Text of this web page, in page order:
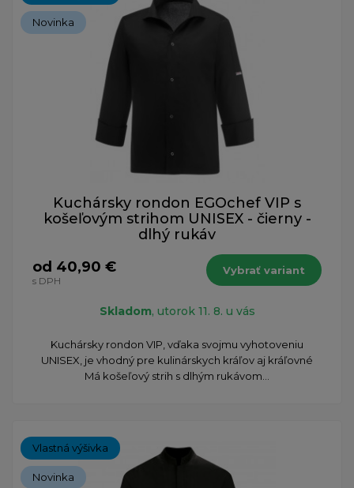
Novinka
Kuchársky rondon EGOchef VIP s
košeľovým strihom UNISEX - čierny -
dlhý rukáv
od 40,90 €
s DPH
Vybrať variant
Skladom, utorok 11. 8. u vás
​Kuchársky rondon VIP, vďaka svojmu vyhotoveniu
UNISEX, je vhodný pre kulinárskych kráľov aj kráľovné
Má košeľový strih s dlhým rukávom...
Vlastná výšivka
Novinka